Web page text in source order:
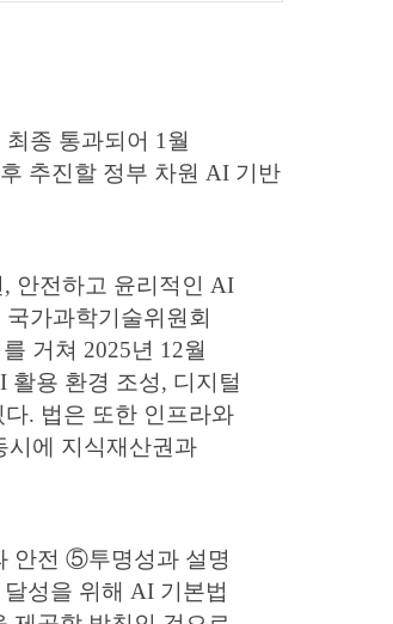
종 통과되어 1월
추진할 정부 차원 AI 기반
안전하고 윤리적인 AI
가과학기술위원회
거쳐 2025년 12월
용 환경 조성, 디지털
. 법은 또한 인프라와
시에 지식재산권과
안전 ⑤투명성과 설명
성을 위해 AI 기본법